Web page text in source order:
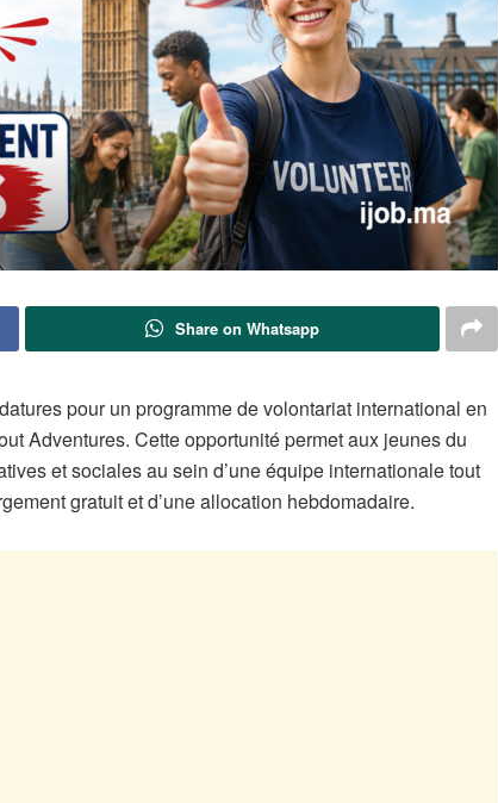
Share on Whatsapp
pour un programme de volontariat international en
Adventures. Cette opportunité permet aux jeunes du
et sociales au sein d’une équipe internationale tout
gratuit et d’une allocation hebdomadaire.